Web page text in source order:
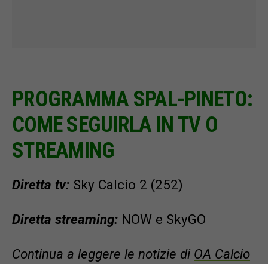
PROGRAMMA SPAL-PINETO:
COME SEGUIRLA IN TV O
STREAMING
Diretta tv: Sky Calcio 2 (252)
Diretta streaming: NOW e SkyGO
Continua a leggere le notizie di OA Calcio